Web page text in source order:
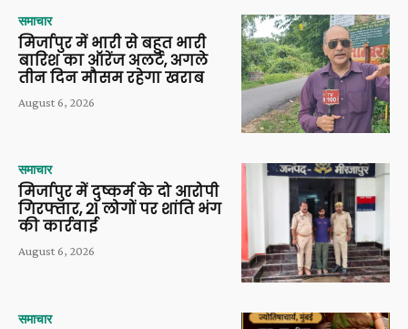
समाचार
मिर्जापुर में भारी से बहुत भारी
बारिश का ऑरेंज अलर्ट, अगले
तीन दिन मौसम रहेगा खराब
August 6, 2026
समाचार
मिर्जापुर में दुष्कर्म के दो आरोपी
गिरफ्तार, 21 लोगों पर शांति भंग
की कार्रवाई
August 6, 2026
समाचार